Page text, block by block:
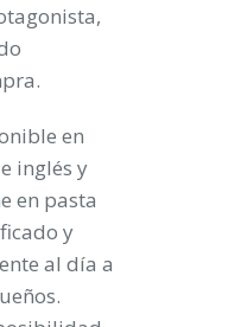
en
inglés y
en pasta
y
al día a